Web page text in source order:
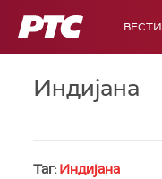
РТС ВЕСТИ
Индијана
Таг: Индијана